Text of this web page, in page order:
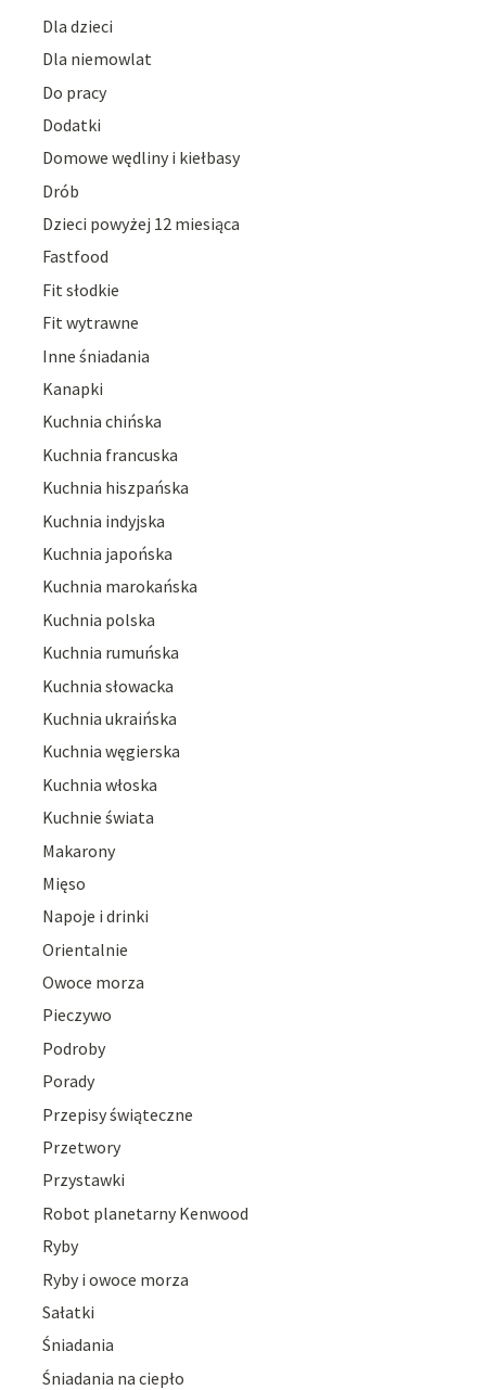
Dla dzieci
Dla niemowlat
Do pracy
Dodatki
Domowe wędliny i kiełbasy
Drób
Dzieci powyżej 12 miesiąca
Fastfood
Fit słodkie
Fit wytrawne
Inne śniadania
Kanapki
Kuchnia chińska
Kuchnia francuska
Kuchnia hiszpańska
Kuchnia indyjska
Kuchnia japońska
Kuchnia marokańska
Kuchnia polska
Kuchnia rumuńska
Kuchnia słowacka
Kuchnia ukraińska
Kuchnia węgierska
Kuchnia włoska
Kuchnie świata
Makarony
Mięso
Napoje i drinki
Orientalnie
Owoce morza
Pieczywo
Podroby
Porady
Przepisy świąteczne
Przetwory
Przystawki
Robot planetarny Kenwood
Ryby
Ryby i owoce morza
Sałatki
Śniadania
Śniadania na ciepło